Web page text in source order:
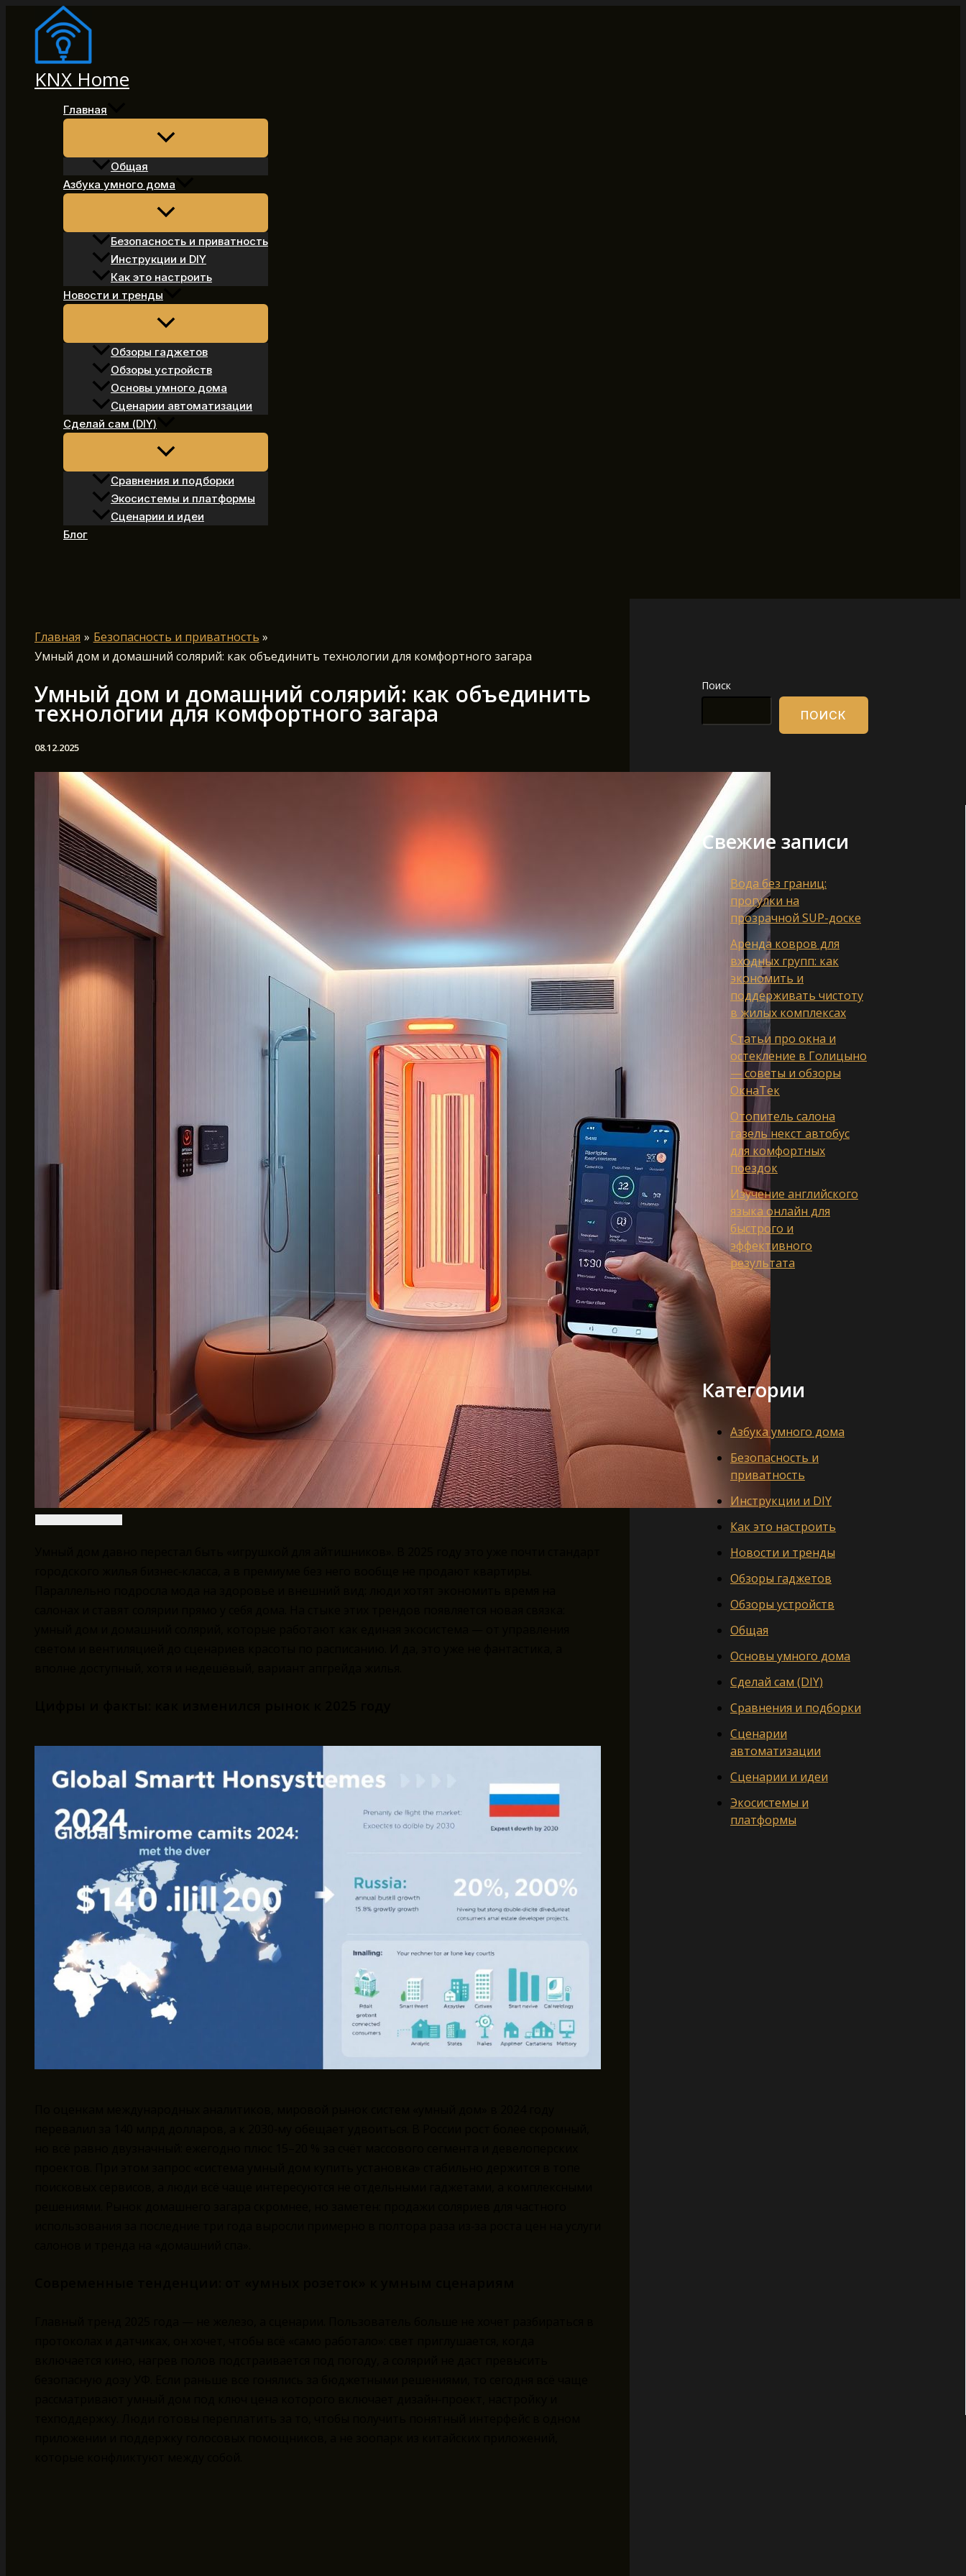
Перейти
содержимому
KNX Home
Главная
Общая
Азбука умного дома
Безопасность и приватность
Инструкции и DIY
Как это настроить
Новости и тренды
Обзоры гаджетов
Обзоры устройств
Основы умного дома
Сценарии автоматизации
Сделай сам (DIY)
Сравнения и подборки
Экосистемы и платформы
Сценарии и идеи
Блог
Главная
Безопасность и приватность
Умный дом и домашний солярий: как объединить технологии для комфортного загара
Умный дом и домашний солярий: как объединить
технологии для комфортного загара
08.12.2025
Поиск
ПОИСК
Свежие записи
Вода без границ:
прогулки на
прозрачной SUP-доске
Аренда ковров для
входных групп: как
экономить и
поддерживать чистоту
в жилых комплексах
Статьи про окна и
остекление в Голицыно
— советы и обзоры
ОкнаТек
Отопитель салона
газель некст автобус
для комфортных
поездок
Изучение английского
языка онлайн для
быстрого и
эффективного
результата
Категории
Азбука умного дома
Безопасность и
приватность
Инструкции и DIY
Как это настроить
Новости и тренды
Обзоры гаджетов
Обзоры устройств
Общая
Основы умного дома
Сделай сам (DIY)
Сравнения и подборки
Сценарии
автоматизации
Сценарии и идеи
Экосистемы и
платформы